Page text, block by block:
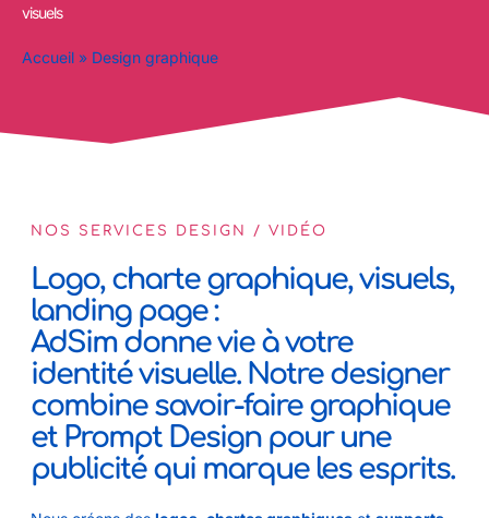
visuels
Accueil » Design graphique
NOS SERVICES DESIGN / VIDÉO
Logo, charte graphique, visuels,
landing page :
AdSim donne vie à votre
identité visuelle. Notre designer
combine savoir-faire graphique
et Prompt Design pour une
publicité qui marque les esprits.